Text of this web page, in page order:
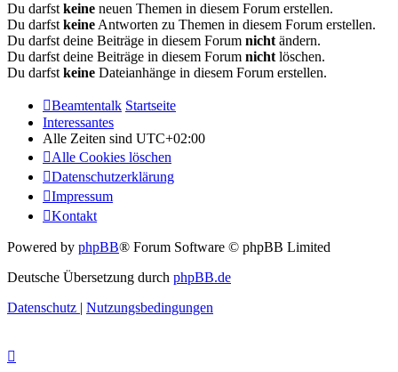
Du darfst keine neuen Themen in diesem Forum erstellen.
Du darfst keine Antworten zu Themen in diesem Forum erstellen.
Du darfst deine Beiträge in diesem Forum nicht ändern.
Du darfst deine Beiträge in diesem Forum nicht löschen.
Du darfst keine Dateianhänge in diesem Forum erstellen.
Beamtentalk Startseite
Interessantes
Alle Zeiten sind UTC+02:00
Alle Cookies löschen
Datenschutzerklärung
Impressum
Kontakt
Powered by phpBB® Forum Software © phpBB Limited
Deutsche Übersetzung durch phpBB.de
Datenschutz | Nutzungsbedingungen